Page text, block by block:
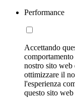
Performance
Accettando
nostro sito
ottimizzare il
l'esperienza
questo sito